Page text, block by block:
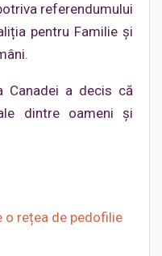
referendumului
pentru Familie și
Canadei a decis că
dintre oameni și
o rețea de pedofilie